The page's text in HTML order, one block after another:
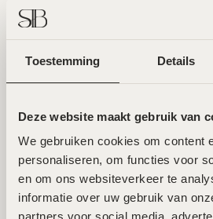
Toestemming Details
Deze website maakt gebruik van
We gebruiken cookies om content
personaliseren, om functies voor
en om ons websiteverkeer te
informatie over uw gebruik van
partners voor social media,
Lichaam
Nachtcremes
Nek & Decolleté Care
Neutralisatie
PRX-T33 Peeling
RadioFrequentie
SkinPen
Vitamine C
Laser
Cold Laser
Couperose